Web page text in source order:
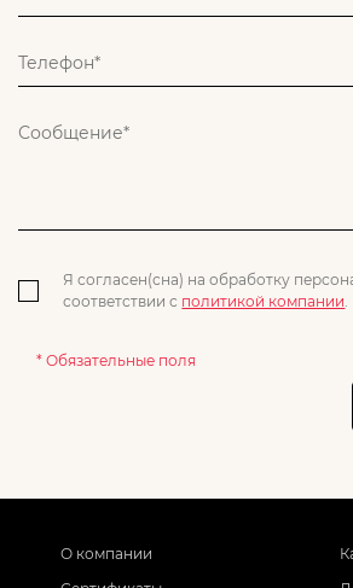
Я согласен(сна) на обработку
соответствии с политикой компании.
* Обязательные поля
О компании